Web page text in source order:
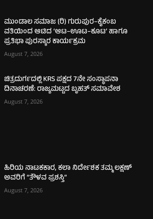
ಮುಂಡಾಲ ಸಮಾಜ (ರಿ) ಗುರುಪುರ–ಕೈಕಂಬ
ವತಿಯಿಂದ ಆಟಿದ ‘ಆಟ–ಊಟ–ಕೂಟ’ ಹಾಗೂ
ಪ್ರತಿಭಾ ಪುರಸ್ಕಾರ ಕಾರ್ಯಕ್ರಮ
August 7, 2026
ಚಿತ್ರದುರ್ಗದಲ್ಲಿ KRS ಪಕ್ಷದ 7ನೇ ಸಂಸ್ಥಾಪನಾ
ದಿನಾಚರಣೆ: ರಾಜ್ಯಮಟ್ಟದ ಬೃಹತ್ ಸಮಾವೇಶ
August 7, 2026
ಹಿರಿಯ ನಾಟಕಕಾರ, ಕಲಾ ನಿರ್ದೇಶಕ ತಮ್ಮ ಲಕ್ಷಣ್
ಅವರಿಗೆ “ತೌಳವ ಪ್ರಶಸ್ತಿ”
August 7, 2026